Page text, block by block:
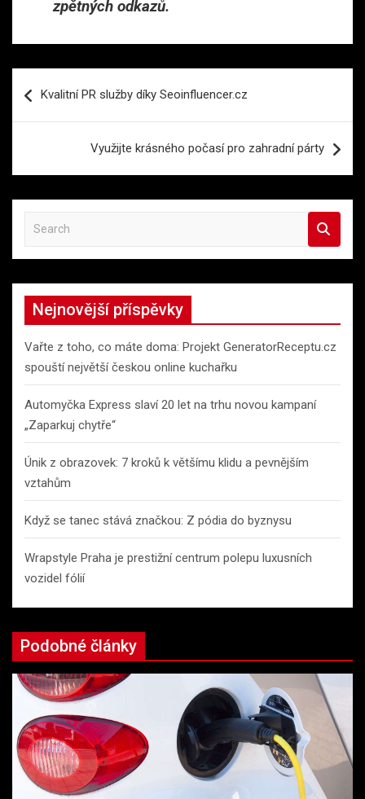
zpětných odkazů.
proKvalitní PR služby díky Seoinfluencer.cz
Využijte krásného počasí pro zahradní párty
a
r
h
Nejnovější příspěvky
Vařte z toho, co máte doma: Projekt GeneratorReceptu.cz
spouští největší českou online kuchařku
Automyčka Express slaví 20 let na trhu novou kampaní
„Zaparkuj chytře“
Únik z obrazovek: 7 kroků k většímu klidu a pevnějším
vztahům
Když se tanec stává značkou: Z pódia do byznysu
Wrapstyle Praha je prestižní centrum polepu luxusních
vozidel fólií
Podobné články